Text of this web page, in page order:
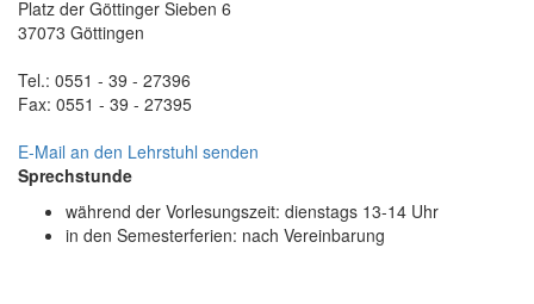
Platz der Göttinger Sieben 6
37073 Göttingen
Tel.: 0551 - 39 - 27396
Fax: 0551 - 39 - 27395
E-Mail an den Lehrstuhl senden
Sprechstunde
während der Vorlesungszeit: dienstags 13-14 Uhr
in den Semesterferien: nach Vereinbarung